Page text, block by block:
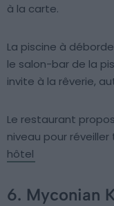
à la carte.
La piscine à
le salon-bar de la
invite à la rêverie,
Le restaurant
niveau pour
hôtel
6. Myconian